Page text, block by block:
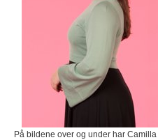
På bildene over og under har